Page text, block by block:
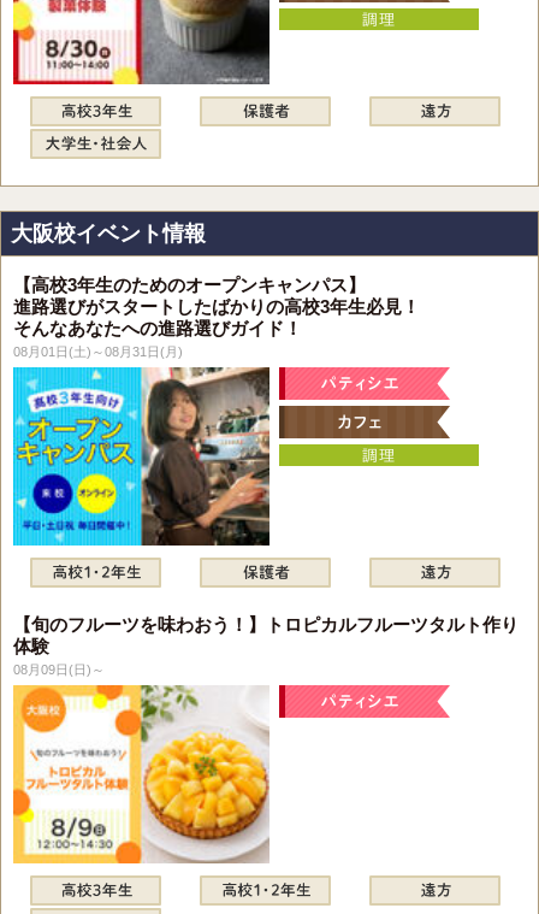
大阪校イベント情報
【高校3年生のためのオープンキャンパス】
進路選びがスタートしたばかりの高校3年生必見！
そんなあなたへの進路選びガイド！
08月01日(土)～08月31日(月)
【旬のフルーツを味わおう！】トロピカルフルーツタルト作り
体験
08月09日(日)～